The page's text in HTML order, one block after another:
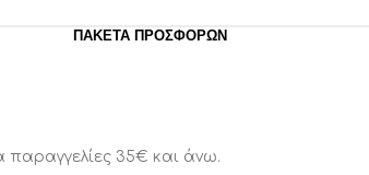
ΠΑΚΈΤΑ ΠΡΟΣΦΟΡΏΝ
35€ και άνω.